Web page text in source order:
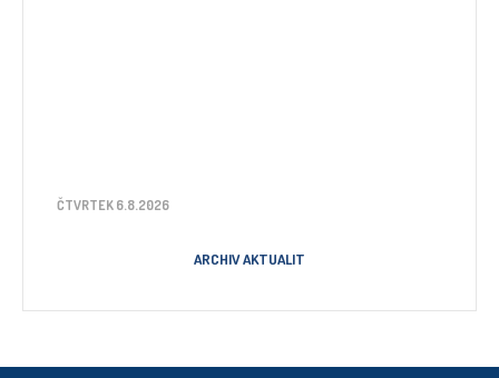
ČTVRTEK 6.8.2026
ARCHIV AKTUALIT